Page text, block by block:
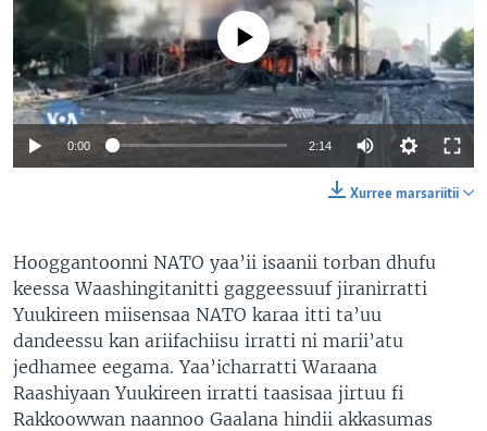
No media source currently available
0:00 2:14
Xurree marsariitii
Hooggantoonni NATO yaa’ii isaanii torban dhufu
keessa Waashingitanitti gaggeessuuf jiranirratti
Yuukireen miisensaa NATO karaa itti ta’uu
dandeessu kan ariifachiisu irratti ni marii’atu
jedhamee eegama. Yaa’icharratti Waraana
Raashiyaan Yuukireen irratti taasisaa jirtuu fi
Rakkoowwan naannoo Gaalana hindii akkasumas